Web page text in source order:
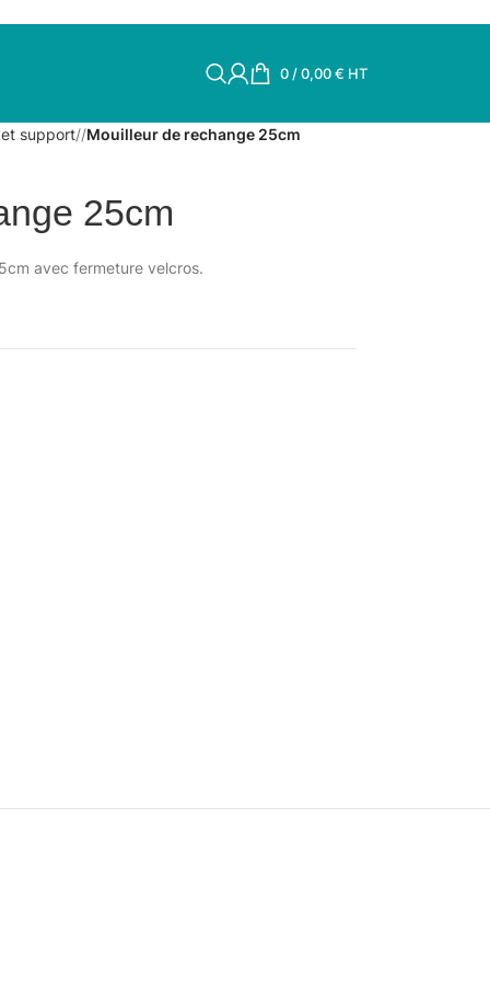
0 /0,00€ HT
support/ Mouilleur de rechange 25cm
25cm
avec fermeture velcros.